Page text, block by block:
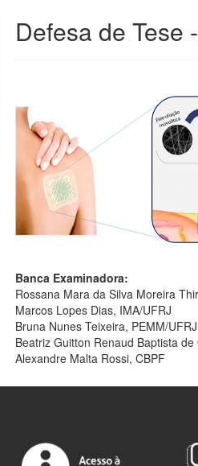
Defesa de Tese
Banca Examinadora:
Rossana Mara da Silva Moreira
Marcos Lopes Dias, IMA/UFRJ
Bruna Nunes Teixeira, PEMM/UFRJ
Beatriz Guitton Renaud Baptista de
Alexandre Malta Rossi, CBPF